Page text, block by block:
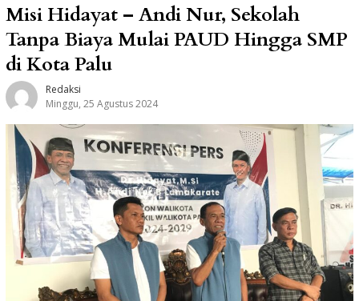
Misi Hidayat – Andi Nur, Sekolah
Tanpa Biaya Mulai PAUD Hingga SMP
di Kota Palu
Redaksi
Minggu, 25 Agustus 2024